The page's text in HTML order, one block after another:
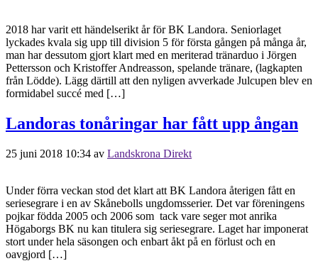
2018 har varit ett händelserikt år för BK Landora. Seniorlaget
lyckades kvala sig upp till division 5 för första gången på många år,
man har dessutom gjort klart med en meriterad tränarduo i Jörgen
Pettersson och Kristoffer Andreasson, spelande tränare, (lagkapten
från Lödde). Lägg därtill att den nyligen avverkade Julcupen blev en
formidabel succé med […]
Landoras tonåringar har fått upp ångan
25 juni 2018 10:34 av Landskrona Direkt
Under förra veckan stod det klart att BK Landora återigen fått en
seriesegrare i en av Skånebolls ungdomsserier. Det var föreningens
pojkar födda 2005 och 2006 som tack vare seger mot anrika
Högaborgs BK nu kan titulera sig seriesegrare. Laget har imponerat
stort under hela säsongen och enbart åkt på en förlust och en
oavgjord […]